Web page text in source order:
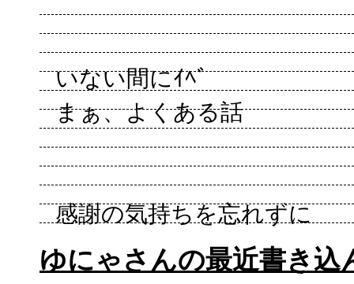
いない間にｲﾍﾞ
まぁ、よくある話
感謝の気持ちを忘れずに
ゆにゃさんの最近書き込